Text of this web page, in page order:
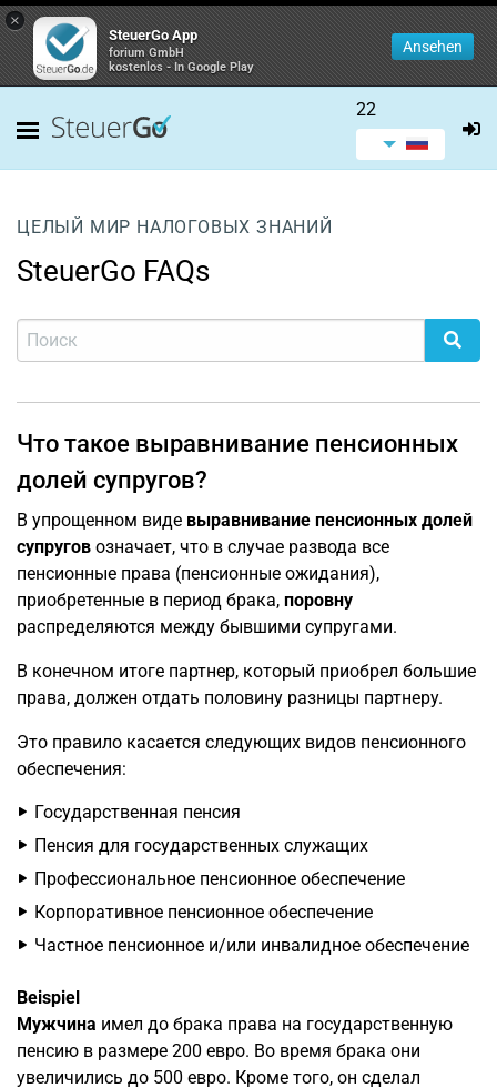
×
SteuerGo App
forium GmbH
kostenlos - In Google Play
Ansehen
22
ЦЕЛЫЙ МИР НАЛОГОВЫХ ЗНАНИЙ
SteuerGo FAQs
Что такое выравнивание пенсионных
долей супругов?
В упрощенном виде выравнивание пенсионных долей
супругов означает, что в случае развода все
пенсионные права (пенсионные ожидания),
приобретенные в период брака, поровну
распределяются между бывшими супругами.
В конечном итоге партнер, который приобрел большие
права, должен отдать половину разницы партнеру.
Это правило касается следующих видов пенсионного
обеспечения:
Государственная пенсия
Пенсия для государственных служащих
Профессиональное пенсионное обеспечение
Корпоративное пенсионное обеспечение
Частное пенсионное и/или инвалидное обеспечение
Beispiel
Мужчина имел до брака права на государственную
пенсию в размере 200 евро. Во время брака они
увеличились до 500 евро. Кроме того, он сделал